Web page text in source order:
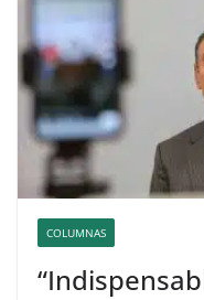
COLUMNAS